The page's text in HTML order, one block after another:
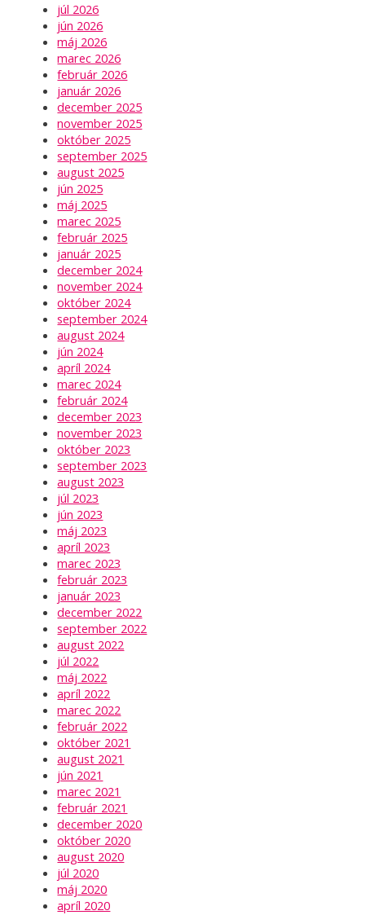
júl 2026
jún 2026
máj 2026
marec 2026
február 2026
január 2026
december 2025
november 2025
október 2025
september 2025
august 2025
jún 2025
máj 2025
marec 2025
február 2025
január 2025
december 2024
november 2024
október 2024
september 2024
august 2024
jún 2024
apríl 2024
marec 2024
február 2024
december 2023
november 2023
október 2023
september 2023
august 2023
júl 2023
jún 2023
máj 2023
apríl 2023
marec 2023
február 2023
január 2023
december 2022
september 2022
august 2022
júl 2022
máj 2022
apríl 2022
marec 2022
február 2022
október 2021
august 2021
jún 2021
marec 2021
február 2021
december 2020
október 2020
august 2020
júl 2020
máj 2020
apríl 2020